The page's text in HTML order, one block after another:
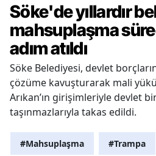
Söke'de yıllardır
mahsuplaşma
adım atıldı
Söke Belediyesi, devlet
çözüme kavuşturarak mali
Arıkan’ın girişimleriyle devlet
taşınmazlarıyla takas edildi.
#Mahsuplaşma #Trampa